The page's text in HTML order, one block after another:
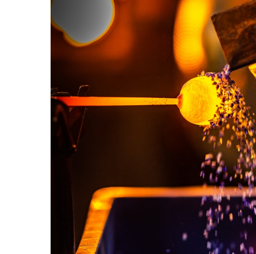
動画ライブラリー
よくある質問
関連リンク集
繁体中文